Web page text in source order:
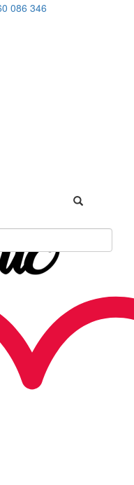
086 346